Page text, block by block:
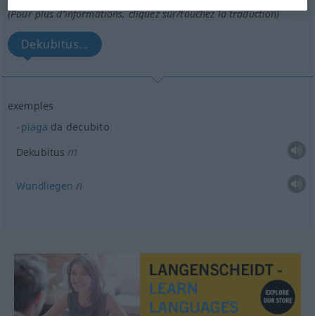
(Pour plus d'informations, cliquez sur/touchez la traduction)
Dekubitus...
exemples
piaga da decubito
Dekubitus m
Wundliegen n